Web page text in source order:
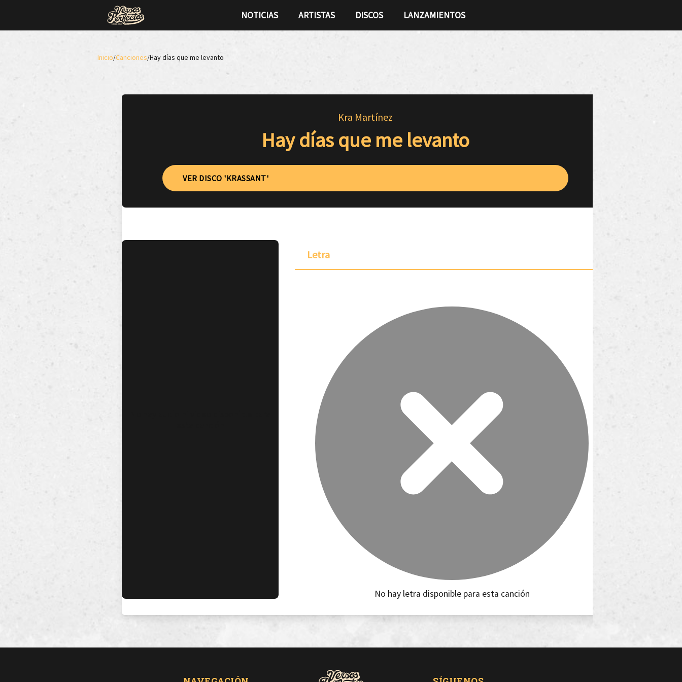
NOTICIAS ARTISTAS DISCOS LANZAMIENTOS
Inicio/Canciones/Hay días que me levanto
Kra Martínez
Hay días que me levanto
VER DISCO 'KRASSANT'
Letra
No hay letra disponible para esta canción